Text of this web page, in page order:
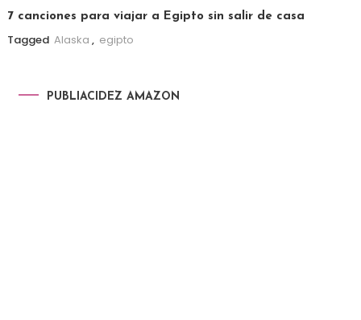
7 canciones para viajar a Egipto sin salir de casa
Tagged Alaska , egipto
PUBLIACIDEZ AMAZON